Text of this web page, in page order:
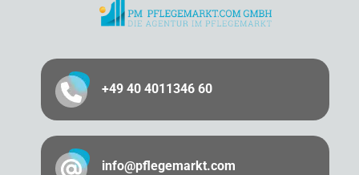
+49 40 4011346 60
info@pflegemarkt.com